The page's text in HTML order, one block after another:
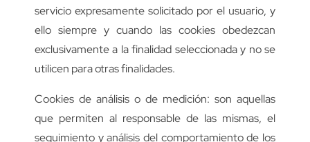
servicio expresamente solicitado por el usuario, y
ello siempre y cuando las cookies obedezcan
exclusivamente a la finalidad seleccionada y no se
utilicen para otras finalidades.
Cookies de análisis o de medición: son aquellas
que permiten al responsable de las mismas, el
seguimiento y análisis del comportamiento de los